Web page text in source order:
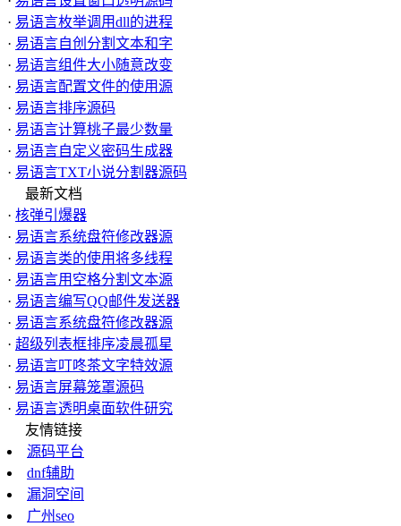
· 易语言枚举调用dll的进程
· 易语言自创分割文本和字
· 易语言组件大小随意改变
· 易语言配置文件的使用源
· 易语言排序源码
· 易语言计算桃子最少数量
· 易语言自定义密码生成器
· 易语言TXT小说分割器源码
最新文档
· 核弹引爆器
· 易语言系统盘符修改器源
· 易语言类的使用将多线程
· 易语言用空格分割文本源
· 易语言编写QQ邮件发送器
· 易语言系统盘符修改器源
· 超级列表框排序凌晨孤星
· 易语言叮咚茶文字特效源
· 易语言屏幕笼罩源码
· 易语言透明桌面软件研究
友情链接
源码平台
dnf辅助
漏洞空间
广州seo